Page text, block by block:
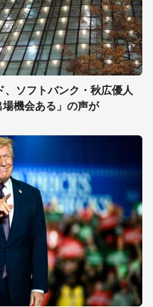
ソフトバンク・秋広優人
機会ある」の声が